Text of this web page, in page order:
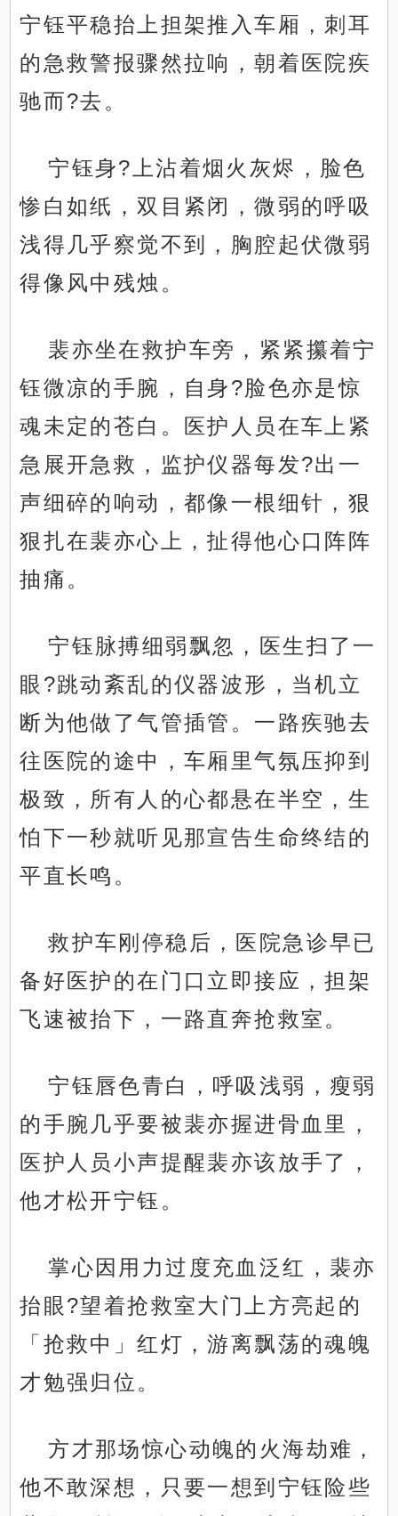
宁钰平稳抬上担架推入车厢，刺耳
的急救警报骤然拉响，朝着医院疾
驰而?去。
宁钰身?上沾着烟火灰烬，脸色
惨白如纸，双目紧闭，微弱的呼吸
浅得几乎察觉不到，胸腔起伏微弱
得像风中残烛。
裴亦坐在救护车旁，紧紧攥着宁
钰微凉的手腕，自身?脸色亦是惊
魂未定的苍白。医护人员在车上紧
急展开急救，监护仪器每发?出一
声细碎的响动，都像一根细针，狠
狠扎在裴亦心上，扯得他心口阵阵
抽痛。
宁钰脉搏细弱飘忽，医生扫了一
眼?跳动紊乱的仪器波形，当机立
断为他做了气管插管。一路疾驰去
往医院的途中，车厢里气氛压抑到
极致，所有人的心都悬在半空，生
怕下一秒就听见那宣告生命终结的
平直长鸣。
救护车刚停稳后，医院急诊早已
备好医护的在门口立即接应，担架
飞速被抬下，一路直奔抢救室。
宁钰唇色青白，呼吸浅弱，瘦弱
的手腕几乎要被裴亦握进骨血里，
医护人员小声提醒裴亦该放手了，
他才松开宁钰。
掌心因用力过度充血泛红，裴亦
抬眼?望着抢救室大门上方亮起的
「抢救中」红灯，游离飘荡的魂魄
才勉强归位。
方才那场惊心动魄的火海劫难，
他不敢深想，只要一想到宁钰险些